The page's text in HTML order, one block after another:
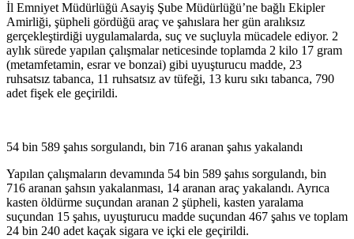
İl Emniyet Müdürlüğü Asayiş Şube Müdürlüğü’ne bağlı Ekipler
Amirliği, şüpheli gördüğü araç ve şahıslara her gün aralıksız
gerçekleştirdiği uygulamalarda, suç ve suçluyla mücadele ediyor. 2
aylık sürede yapılan çalışmalar neticesinde toplamda 2 kilo 17 gram
(metamfetamin, esrar ve bonzai) gibi uyuşturucu madde, 23
ruhsatsız tabanca, 11 ruhsatsız av tüfeği, 13 kuru sıkı tabanca, 790
adet fişek ele geçirildi.
54 bin 589 şahıs sorgulandı, bin 716 aranan şahıs yakalandı
Yapılan çalışmaların devamında 54 bin 589 şahıs sorgulandı, bin
716 aranan şahsın yakalanması, 14 aranan araç yakalandı. Ayrıca
kasten öldürme suçundan aranan 2 şüpheli, kasten yaralama
suçundan 15 şahıs, uyuşturucu madde suçundan 467 şahıs ve toplam
24 bin 240 adet kaçak sigara ve içki ele geçirildi.